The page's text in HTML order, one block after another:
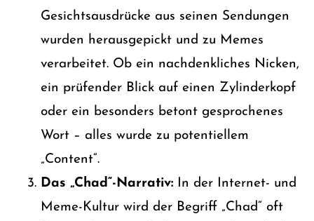
Gesichtsausdrücke aus seinen Sendungen
wurden herausgepickt und zu Memes
verarbeitet. Ob ein nachdenkliches Nicken,
ein prüfender Blick auf einen Zylinderkopf
oder ein besonders betont gesprochenes
Wort – alles wurde zu potentiellem
„Content“.
Das „Chad“-Narrativ:In der Internet- und
Meme-Kultur wird der Begriff „Chad“ oft